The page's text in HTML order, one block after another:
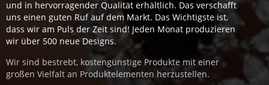
und in hervorragender Qualität erhältlich. Das verschafft
uns einen guten Ruf auf dem Markt. Das Wichtigste ist,
dass wir am Puls der Zeit sind! Jeden Monat produzieren
wir über 500 neue Designs.
Wir sind bestrebt, kostengünstige Produkte mit einer
großen Vielfalt an Produktelementen herzustellen.